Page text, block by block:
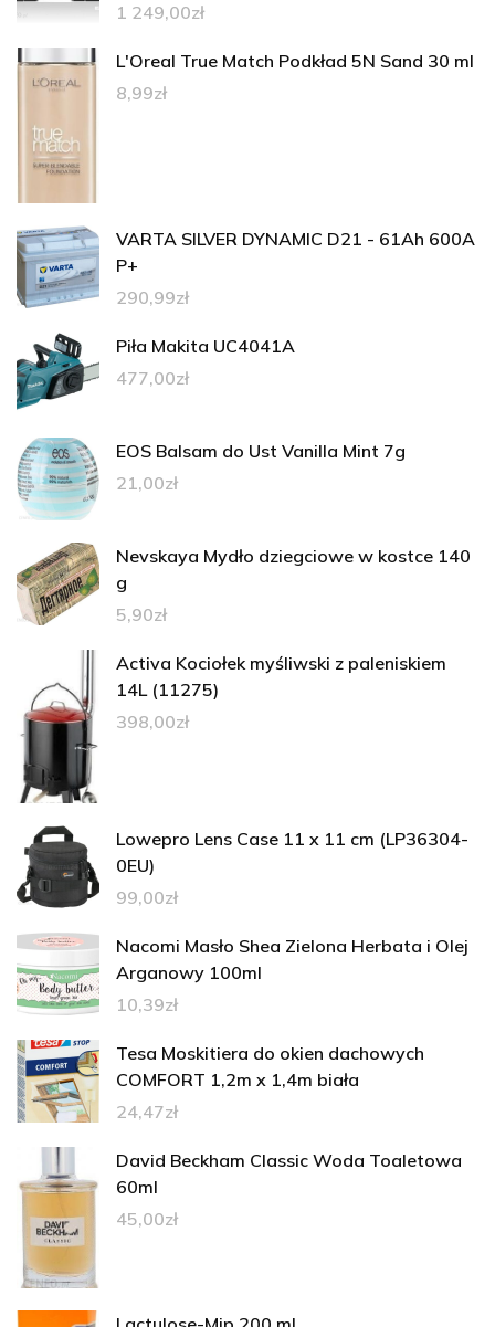
1 249,00zł
L'Oreal True Match Podkład 5N Sand 30 ml
8,99zł
VARTA SILVER DYNAMIC D21 - 61Ah 600A
P+
290,99zł
Piła Makita UC4041A
477,00zł
EOS Balsam do Ust Vanilla Mint 7g
21,00zł
Nevskaya Mydło dziegciowe w kostce 140
g
5,90zł
Activa Kociołek myśliwski z paleniskiem
14L (11275)
398,00zł
Lowepro Lens Case 11 x 11 cm (LP36304-
0EU)
99,00zł
Nacomi Masło Shea Zielona Herbata i Olej
Arganowy 100ml
10,39zł
Tesa Moskitiera do okien dachowych
COMFORT 1,2m x 1,4m biała
24,47zł
David Beckham Classic Woda Toaletowa
60ml
45,00zł